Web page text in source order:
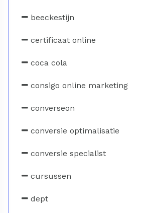
beeckestijn
certificaat online
coca cola
consigo online marketing
converseon
conversie optimalisatie
conversie specialist
cursussen
dept